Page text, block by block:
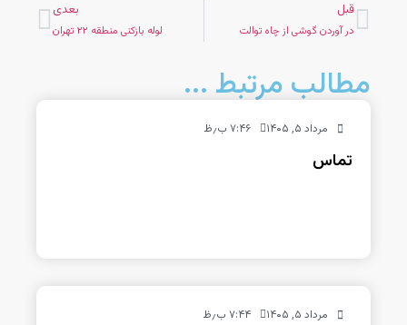
قبل
در آوردن گوشی از چاه توالت
بعدی
لوله بازکنی منطقه ۲۲ تهران
مطالب مرتبط ...
مرداد ۵, ۱۴۰۵ ۷:۴۶ ب٫ظ
تماس
مرداد ۵, ۱۴۰۵ ۷:۴۴ ب٫ظ